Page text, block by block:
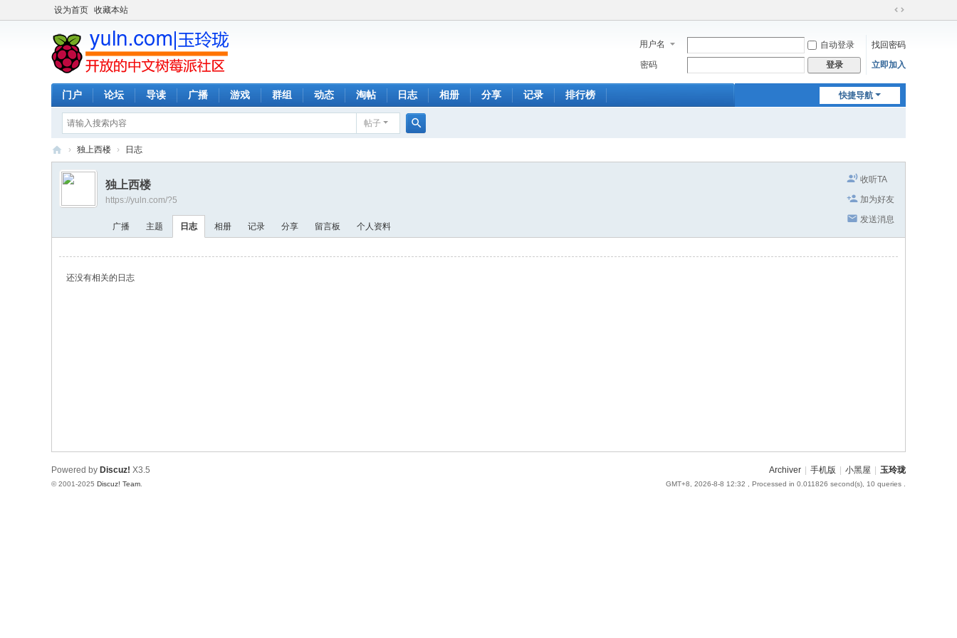
设为首页 收藏本站
切
到
宽
用户名 自动登录
找回密码
密码
登录 立即加入
快捷导航
门户 论坛 导读 广播 游戏 群组 动态 淘帖 日志 相册 分享 记录 排行榜
帖子
索
玉
珑
› 独上西楼 › 日志
收听TA
加为好友
发送消息
独上西楼
https://yuln.com/?5
广播 主题 日志 相册 记录 分享 留言板 个人资料
还没有相关的日志
Archiver 手机版 小黑屋 玉玲珑
GMT+8, 2026-8-8 12:32 , Processed in 0.011826 second(s), 10 queries .
Powered by Discuz! X3.5
© 2001-2025 Discuz! Team